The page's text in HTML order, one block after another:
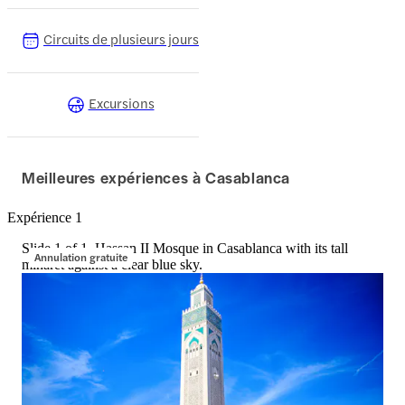
Circuits de plusieurs jours
Excursions
Meilleures expériences à Casablanca
Expérience 1
Annulation gratuite
Slide 1 of 1, Hassan II Mosque in Casablanca with its tall
minaret against a clear blue sky.